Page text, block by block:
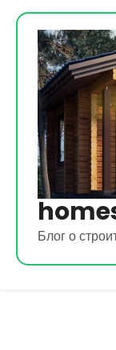
Перейти
содержимому
Блог о